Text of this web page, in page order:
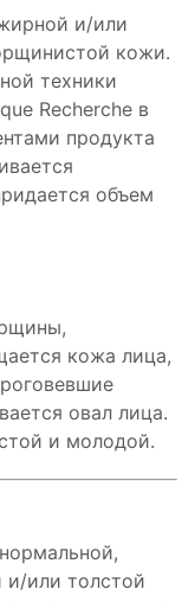
и/или
кожи.
техники
Recherche в
продукта
объем
кожа лица,
овал лица.
и молодой.
и/или толстой